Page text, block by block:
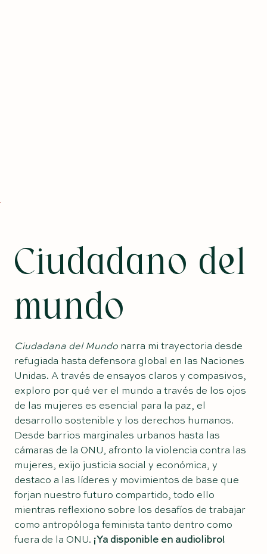
Ciudadano del
mundo
Ciudadana del Mundo narra mi trayectoria desde
refugiada hasta defensora global en las Naciones
Unidas. A través de ensayos claros y compasivos,
exploro por qué ver el mundo a través de los ojos
de las mujeres es esencial para la paz, el
desarrollo sostenible y los derechos humanos.
Desde barrios marginales urbanos hasta las
cámaras de la ONU, afronto la violencia contra las
mujeres, exijo justicia social y económica, y
destaco a las líderes y movimientos de base que
forjan nuestro futuro compartido, todo ello
mientras reflexiono sobre los desafíos de trabajar
como antropóloga feminista tanto dentro como
fuera de la ONU. ¡Ya disponible en audiolibro!